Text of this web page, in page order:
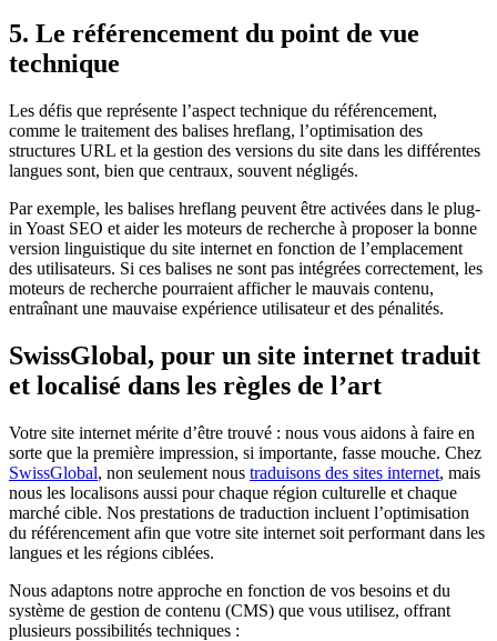
5. Le référencement du point de vue
technique
Les défis que représente l’aspect technique du référencement,
comme le traitement des balises hreflang, l’optimisation des
structures URL et la gestion des versions du site dans les différentes
langues sont, bien que centraux, souvent négligés.
Par exemple, les balises hreflang peuvent être activées dans le plug-
in Yoast SEO et aider les moteurs de recherche à proposer la bonne
version linguistique du site internet en fonction de l’emplacement
des utilisateurs. Si ces balises ne sont pas intégrées correctement, les
moteurs de recherche pourraient afficher le mauvais contenu,
entraînant une mauvaise expérience utilisateur et des pénalités.
SwissGlobal, pour un site internet traduit
et localisé dans les règles de l’art
Votre site internet mérite d’être trouvé : nous vous aidons à faire en
sorte que la première impression, si importante, fasse mouche. Chez
SwissGlobal, non seulement nous traduisons des sites internet, mais
nous les localisons aussi pour chaque région culturelle et chaque
marché cible. Nos prestations de traduction incluent l’optimisation
du référencement afin que votre site internet soit performant dans les
langues et les régions ciblées.
Nous adaptons notre approche en fonction de vos besoins et du
système de gestion de contenu (CMS) que vous utilisez, offrant
plusieurs possibilités techniques :